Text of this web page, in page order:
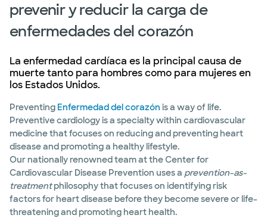
prevenir y reducir la carga de
enfermedades del corazón
La enfermedad cardíaca es la principal causa de
muerte tanto para hombres como para mujeres en
los Estados Unidos.
Preventing Enfermedad del corazón is a way of life.
Preventive cardiology is a specialty within cardiovascular
medicine that focuses on reducing and preventing heart
disease and promoting a healthy lifestyle.
Our nationally renowned team at the Center for
Cardiovascular Disease Prevention uses a prevention-as-
treatmentphilosophy that focuses on identifying risk
factors for heart disease before they become severe or life-
threatening and promoting heart health.